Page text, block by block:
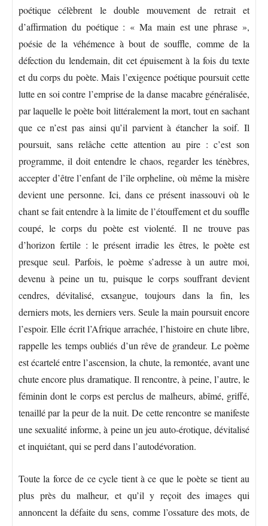
poétique célèbrent le double mouvement de retrait et
d’affirmation du poétique : « Ma main est une phrase »,
poésie de la véhémence à bout de souffle, comme de la
défection du lendemain, dit cet épuisement à la fois du texte
et du corps du poète. Mais l’exigence poétique poursuit cette
lutte en soi contre l’emprise de la danse macabre généralisée,
par laquelle le poète boit littéralement la mort, tout en sachant
que ce n’est pas ainsi qu’il parvient à étancher la soif. Il
poursuit, sans relâche cette attention au pire : c’est son
programme, il doit entendre le chaos, regarder les ténèbres,
accepter d’être l’enfant de l’île orpheline, où même la misère
devient une personne. Ici, dans ce présent inassouvi où le
chant se fait entendre à la limite de l’étouffement et du souffle
coupé, le corps du poète est violenté. Il ne trouve pas
d’horizon fertile : le présent irradie les êtres, le poète est
presque seul. Parfois, le poème s’adresse à un autre moi,
devenu à peine un tu, puisque le corps souffrant devient
cendres, dévitalisé, exsangue, toujours dans la fin, les
derniers mots, les derniers vers. Seule la main poursuit encore
l’espoir. Elle écrit l’Afrique arrachée, l’histoire en chute libre,
rappelle les temps oubliés d’un rêve de grandeur. Le poème
est écartelé entre l’ascension, la chute, la remontée, avant une
chute encore plus dramatique. Il rencontre, à peine, l’autre, le
féminin dont le corps est perclus de malheurs, abîmé, griffé,
tenaillé par la peur de la nuit. De cette rencontre se manifeste
une sexualité informe, à peine un jeu auto-érotique, dévitalisé
et inquiétant, qui se perd dans l’autodévoration.
Toute la force de ce cycle tient à ce que le poète se tient au
plus près du malheur, et qu’il y reçoit des images qui
annoncent la défaite du sens, comme l’ossature des mots, de